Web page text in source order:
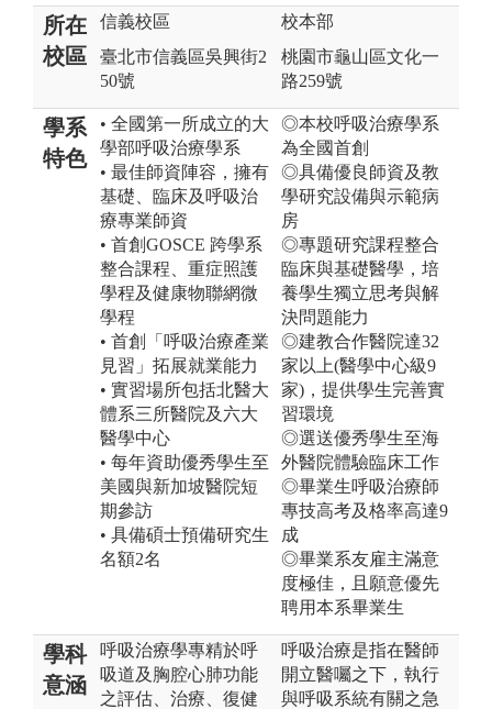
所在
校區
信義校區
臺北市信義區吳興街2
50號
校本部
桃園市龜山區文化一
路259號
學系
特色
• 全國第一所成立的大
學部呼吸治療學系
• 最佳師資陣容，擁有
基礎、臨床及呼吸治
療專業師資
• 首創GOSCE 跨學系
整合課程、重症照護
學程及健康物聯網微
學程
• 首創「呼吸治療產業
見習」拓展就業能力
• 實習場所包括北醫大
體系三所醫院及六大
醫學中心
• 每年資助優秀學生至
美國與新加坡醫院短
期參訪
• 具備碩士預備研究生
名額2名
◎本校呼吸治療學系
為全國首創
◎具備優良師資及教
學研究設備與示範病
房
◎專題研究課程整合
臨床與基礎醫學，培
養學生獨立思考與解
決問題能力
◎建教合作醫院達32
家以上(醫學中心級9
家)，提供學生完善實
習環境
◎選送優秀學生至海
外醫院體驗臨床工作
◎畢業生呼吸治療師
專技高考及格率高達9
成
◎畢業系友雇主滿意
度極佳，且願意優先
聘用本系畢業生
學科
意涵
呼吸治療學專精於呼
吸道及胸腔心肺功能
之評估、治療、復健
呼吸治療是指在醫師
開立醫囑之下，執行
與呼吸系統有關之急